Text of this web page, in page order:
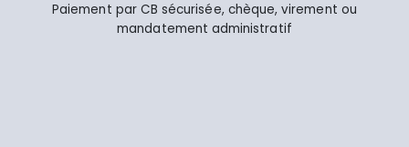
Paiement par CB sécurisée, chèque, virement ou
mandatement administratif